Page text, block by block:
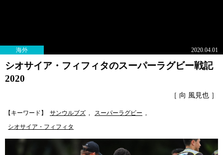
海外 2020.04.01
シオサイア・フィフィタのスーパーラグビー戦記
2020
［ 向 風見也 ］
【キーワード】 サンウルブズ , スーパーラグビー ,
シオサイア・フィフィタ